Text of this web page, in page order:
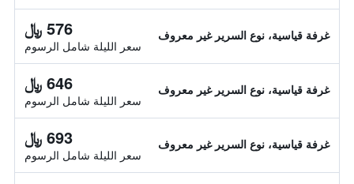
غرفة قياسية، نوع السرير غير معروف 576 ﷼
سعر الليلة شامل الرسوم
غرفة قياسية، نوع السرير غير معروف 646 ﷼
سعر الليلة شامل الرسوم
غرفة قياسية، نوع السرير غير معروف 693 ﷼
سعر الليلة شامل الرسوم